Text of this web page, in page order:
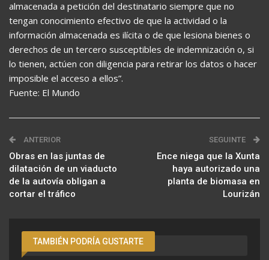
almacenada a petición del destinatario siempre que no
tengan conocimiento efectivo de que la actividad o la
información almacenada es ilícita o de que lesiona bienes o
derechos de un tercero susceptibles de indemnización o, si
lo tienen, actúen con diligencia para retirar los datos o hacer
imposible el acceso a ellos”.
Fuente: El Mundo
ANTERIOR
Obras en las juntas de
dilatación de un viaducto
de la autovía obligan a
cortar el tráfico
SEGUINTE
Ence niega que la Xunta
haya autorizado una
planta de biomasa en
Lourizán
TAMBIÉN PODRÍA GUSTARTE